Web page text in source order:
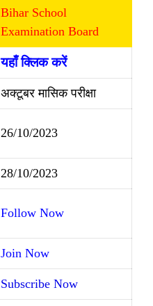
Bihar School
Examination Board
यहाँ क्लिक करें
अक्टूबर मासिक परीक्षा
26/10/2023
28/10/2023
Follow Now
Join Now
Subscribe Now